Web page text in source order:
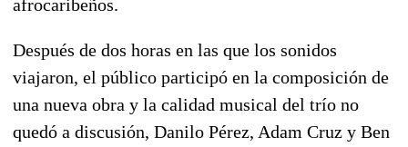
afrocaribeños.
Después de dos horas en las que los sonidos
viajaron, el público participó en la composición de
una nueva obra y la calidad musical del trío no
quedó a discusión, Danilo Pérez, Adam Cruz y Ben